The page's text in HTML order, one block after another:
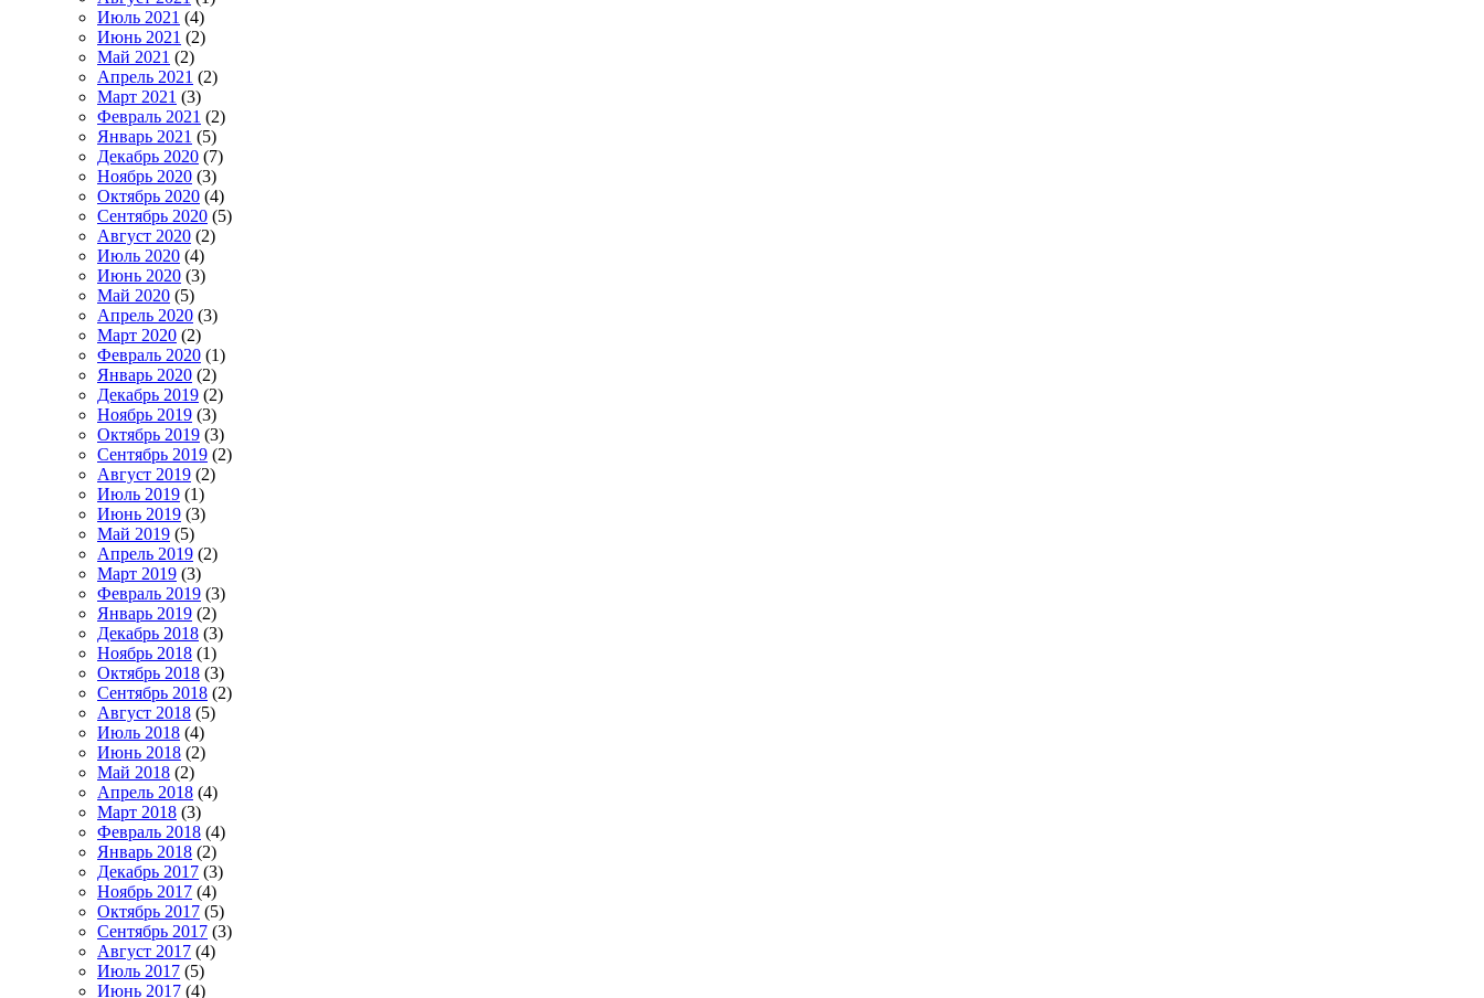
Июль 2021 (4)
Июнь 2021 (2)
Май 2021 (2)
Апрель 2021 (2)
Март 2021 (3)
Февраль 2021 (2)
Январь 2021 (5)
Декабрь 2020 (7)
Ноябрь 2020 (3)
Октябрь 2020 (4)
Сентябрь 2020 (5)
Август 2020 (2)
Июль 2020 (4)
Июнь 2020 (3)
Май 2020 (5)
Апрель 2020 (3)
Март 2020 (2)
Февраль 2020 (1)
Январь 2020 (2)
Декабрь 2019 (2)
Ноябрь 2019 (3)
Октябрь 2019 (3)
Сентябрь 2019 (2)
Август 2019 (2)
Июль 2019 (1)
Июнь 2019 (3)
Май 2019 (5)
Апрель 2019 (2)
Март 2019 (3)
Февраль 2019 (3)
Январь 2019 (2)
Декабрь 2018 (3)
Ноябрь 2018 (1)
Октябрь 2018 (3)
Сентябрь 2018 (2)
Август 2018 (5)
Июль 2018 (4)
Июнь 2018 (2)
Май 2018 (2)
Апрель 2018 (4)
Март 2018 (3)
Февраль 2018 (4)
Январь 2018 (2)
Декабрь 2017 (3)
Ноябрь 2017 (4)
Октябрь 2017 (5)
Сентябрь 2017 (3)
Август 2017 (4)
Июль 2017 (5)
Июнь 2017 (4)